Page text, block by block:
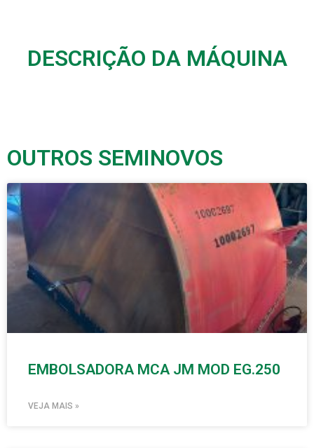
DESCRIÇÃO DA MÁQUINA
OUTROS SEMINOVOS
EMBOLSADORA MCA JM MOD EG.250
VEJA MAIS »